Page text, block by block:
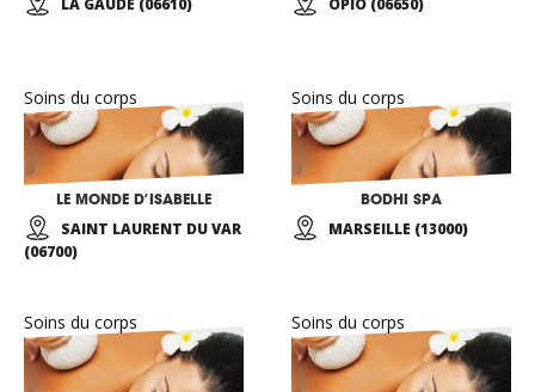
LA GAUDE (06610) OPIO (06650)
Soins du corps
LE MONDE D’ISABELLE
SAINT LAURENT DU VAR
(06700)
Soins du corps
BODHI SPA
MARSEILLE (13000)
Soins du corps Soins du corps